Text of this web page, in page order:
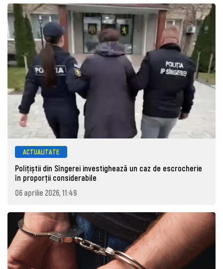
ACTUALITATE
Polițiștii din Sîngerei investighează un caz de escrocherie
în proporții considerabile
06 aprilie 2026, 11:49